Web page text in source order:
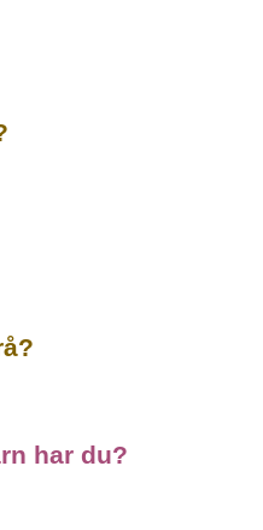
har du?